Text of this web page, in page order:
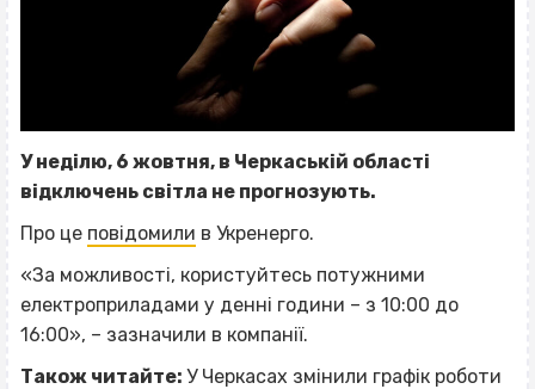
У неділю, 6 жовтня, в Черкаській області
відключень світла не прогнозують.
Про це повідомили в Укренерго.
«За можливості, користуйтесь потужними
електроприладами у денні години – з 10:00 до
16:00», – зазначили в компанії.
Також читайте: У Черкасах змінили графік роботи